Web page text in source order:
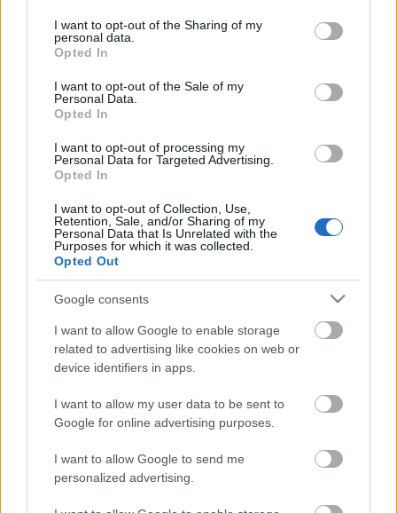
not limited to your visit or usage behaviour. You may click to
grant or deny consent to Google and its third-party tags to
use your data for below specified purposes in below Google
consent section.
I want to opt-out of the Sharing of my
personal data.
Opted In
I want to opt-out of the Sale of my
Personal Data.
Opted In
I want to opt-out of processing my
Personal Data for Targeted Advertising.
Opted In
I want to opt-out of Collection, Use,
Retention, Sale, and/or Sharing of my
Personal Data that Is Unrelated with the
Purposes for which it was collected.
Opted Out
Google consents
I want to allow Google to enable storage
related to advertising like cookies on web or
device identifiers in apps.
I want to allow my user data to be sent to
Google for online advertising purposes.
I want to allow Google to send me
personalized advertising.
Címkék:dalpremier lángoló premier vipassi